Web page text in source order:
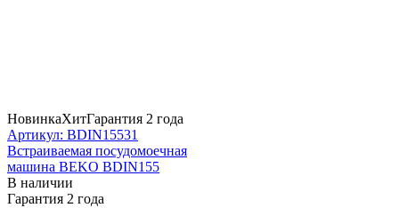
НовинкаХитГарантия 2 года
Артикул: BDIN15531
Встраиваемая посудомоечная
машина BEKO BDIN155
В наличии
Гарантия 2 года